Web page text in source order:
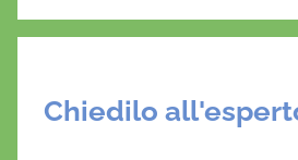
a
Chiedilo